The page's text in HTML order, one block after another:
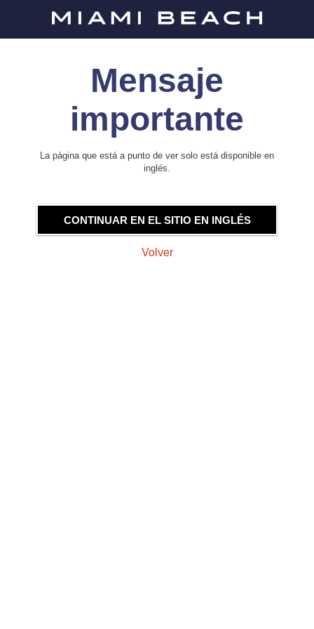
Mensaje
importante
La página que está a punto de ver solo está disponible en
inglés.
CONTINUAR EN EL SITIO EN INGLÉS
Volver